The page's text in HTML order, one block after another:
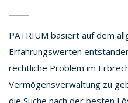
PATRIUM basiert auf dem
Erfahrungswerten
rechtliche Problem im
Vermögensverwaltung zu